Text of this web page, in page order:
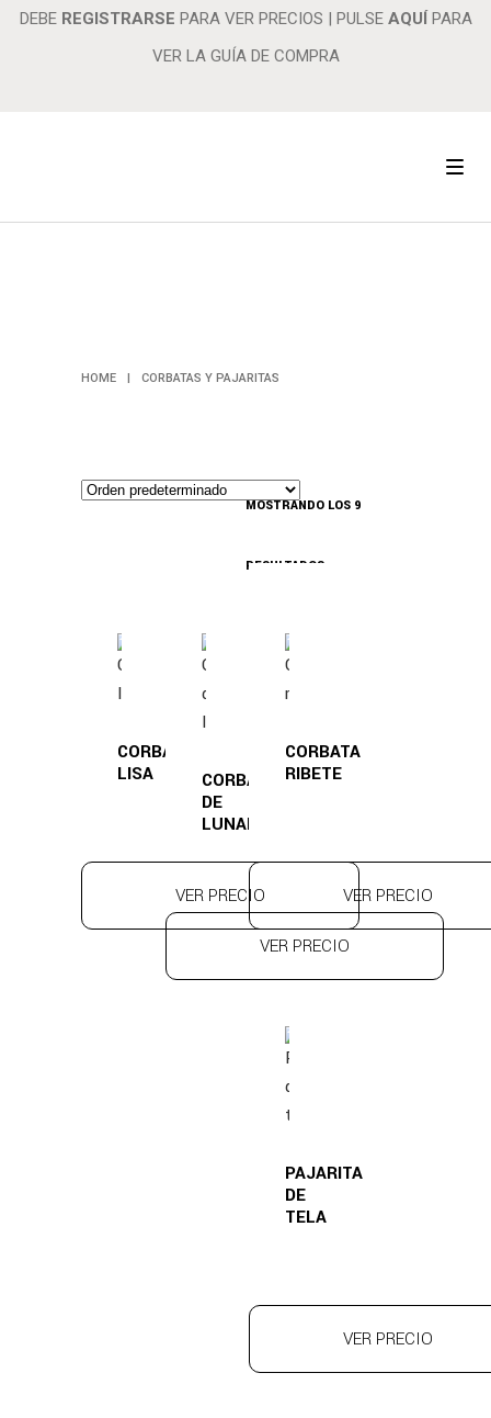
DEBE REGISTRARSE PARA VER PRECIOS | PULSE AQUÍ PARA
VER LA GUÍA DE COMPRA
HOME | CORBATAS Y PAJARITAS
MOSTRANDO LOS 9
RESULTADOS
CORBATA
LISA
VER PRECIO
CORBATA
DE
LUNARES
VER PRECIO
CORBATA
RIBETE
VER PRECIO
PAJARITA
DE
TELA
VER PRECIO